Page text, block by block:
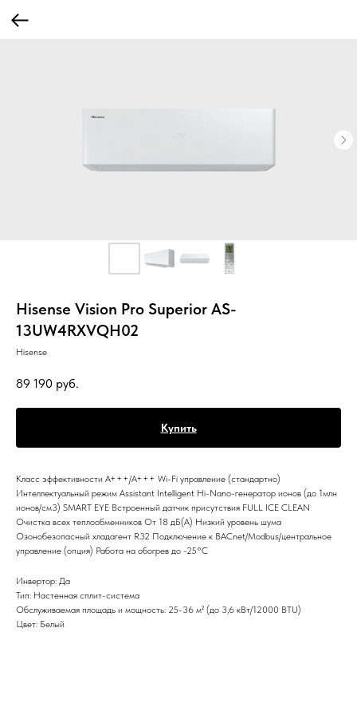
Hisense Vision Pro Superior AS-
13UW4RXVQH02
Hisense
89 190 руб.
Купить
Класс эффективности A+++/A+++ Wi-Fi управление (стандартно)
Интеллектуальный режим Assistant Intelligent Hi-Nano-генератор ионов (до 1млн
ионов/см3) SMART EYE Встроенный датчик присутствия FULL ICE CLEAN
Очистка всех теплообменников От 18 дБ(А) Низкий уровень шума
Озонобезопасный хладагент R32 Подключение к BACnet/Modbus/центральное
управление (опция) Работа на обогрев до -25°C
Инвертор: Да
Тип: Настенная сплит-система
Обслуживаемая площадь и мощность: 25-36 м² (до 3,6 кВт/12000 BTU)
Цвет: Белый